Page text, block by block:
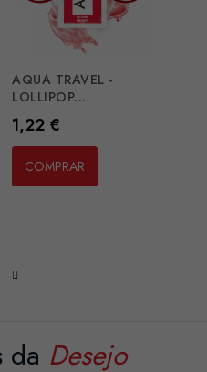
AQUA TRAVEL -
LOLLIPOP...
Preço
1,22 €
COMPRAR
da Desejo